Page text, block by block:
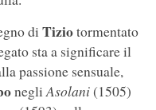
di Tiziotormentato
sta a significare il
passione sensuale,
negliAsolani(1505)